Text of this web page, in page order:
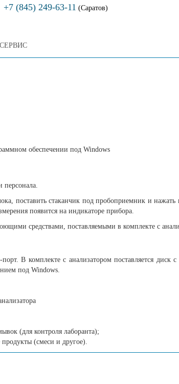
+7 (845) 249-63-11 (Саратов)
СЕРВИС
обеспечении под Windows
персонала.
поставить стаканчик под пробоприемник и нажать
появится на индикаторе прибора.
средствами, поставляемыми в комплекте с
В комплекте с анализатором поставляется диск с
под Windows.
(для контроля лаборанта);
(смеси и другое).